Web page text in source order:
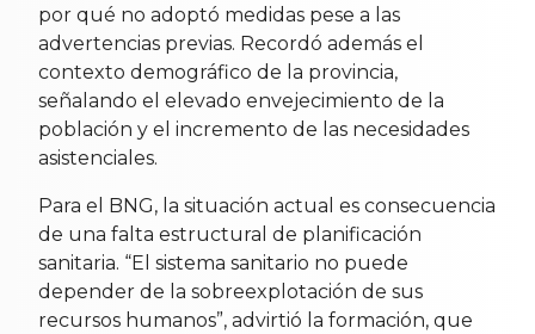
por qué no adoptó medidas pese a las
advertencias previas. Recordó además el
contexto demográfico de la provincia,
señalando el elevado envejecimiento de la
población y el incremento de las necesidades
asistenciales.
Para el BNG, la situación actual es consecuencia
de una falta estructural de planificación
sanitaria. “El sistema sanitario no puede
depender de la sobreexplotación de sus
recursos humanos”, advirtió la formación, que